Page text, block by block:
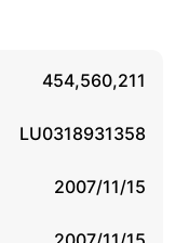
454,560,211
LU0318931358
2007/11/15